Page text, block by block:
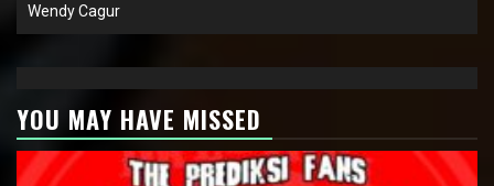
Wendy Cagur
YOU MAY HAVE MISSED